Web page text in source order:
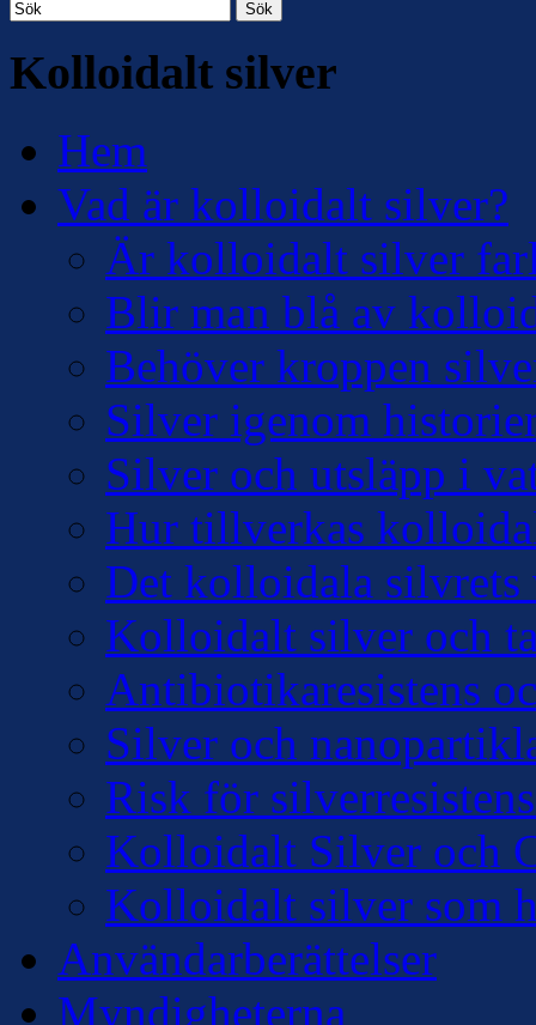
Sök
Kolloidalt silver
Hem
Vad är kolloidalt silver?
Är kolloidalt silver
Blir man blå av
Behöver kroppen
Silver igenom
Silver och utsläpp i
Hur tillverkas
Det kolloidala silvrets
Kolloidalt silver och
Antibiotikaresistens
Silver och
Risk för
Kolloidalt Silver och
Kolloidalt silver som
Användarberättelser
Myndigheterna